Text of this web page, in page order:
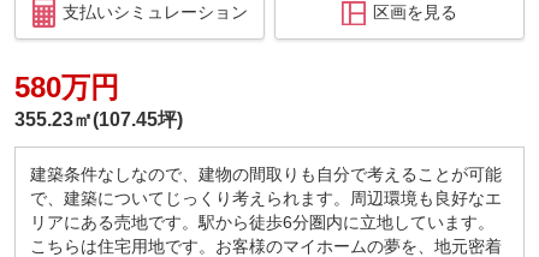
支払いシミュレーション 区画を見る
580万円
355.23㎡(107.45坪)
建築条件なしなので、建物の間取りも自分で考えることが可能
で、建築についてじっくり考えられます。周辺環境も良好なエ
リアにある売地です。駅から徒歩6分圏内に立地しています。
こちらは住宅用地です。お客様のマイホームの夢を、地元密着